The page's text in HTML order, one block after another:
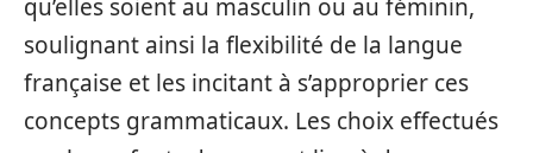
qu’elles soient au masculin ou au féminin,
soulignant ainsi la flexibilité de la langue
française et les incitant à s’approprier ces
concepts grammaticaux. Les choix effectués